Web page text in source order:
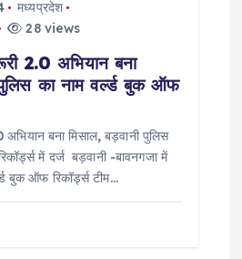
मध्यप्रदेश
28 views
2.0 अभियान बना
का नाम वर्ल्ड बुक ऑफ
बना मिसाल, बड़वानी पुलिस
में दर्ज बड़वानी -बावनगजा में
बुक ऑफ रिकॉर्ड्स टीम…